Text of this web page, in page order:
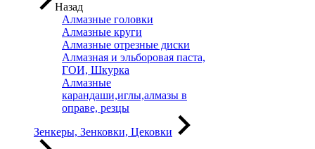
Назад
Алмазные головки
Алмазные круги
Алмазные отрезные диски
Алмазная и эльборовая паста,
ГОИ, Шкурка
Алмазные
карандаши,иглы,алмазы в
оправе, резцы
Зенкеры, Зенковки, Цековки